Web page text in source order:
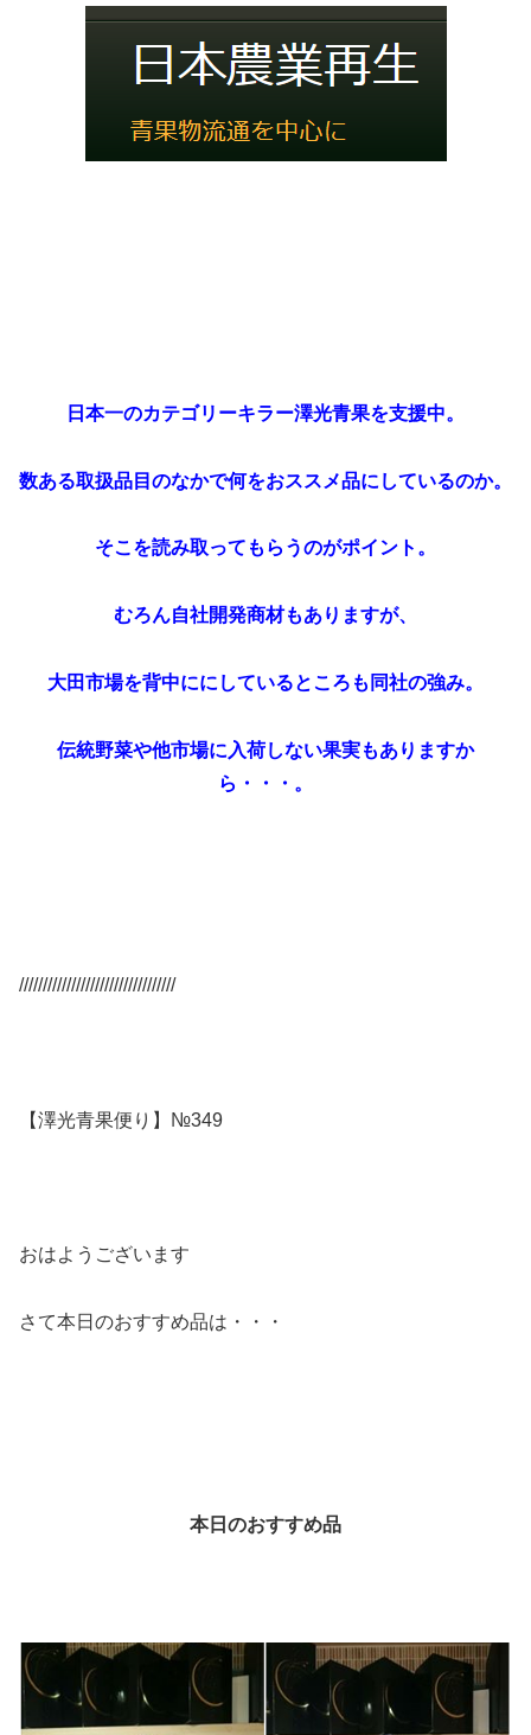
日本一のカテゴリーキラー澤光青果を支援中。
数ある取扱品目のなかで何をおススメ品にしているのか。
そこを読み取ってもらうのがポイント。
むろん自社開発商材もありますが、
大田市場を背中ににしているところも同社の強み。
伝統野菜や他市場に入荷しない果実もありますか
ら・・・。
/////////////////////////////////
【澤光青果便り】№349
おはようございます
さて本日のおすすめ品は・・・
本日のおすすめ品